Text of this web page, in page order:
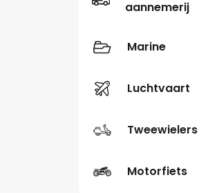
aannemerij
Marine
Luchtvaart
Tweewielers
Motorfiets